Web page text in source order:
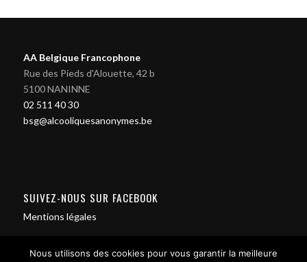
AA Belgique Francophone
Rue des Pieds d'Alouette, 42 b
5100 NANINNE
02 511 40 30
bsg@alcooliquesanonymes.be
SUIVEZ-NOUS SUR FACEBOOK
Mentions légales
Nous utilisons des cookies pour vous garantir la meilleure